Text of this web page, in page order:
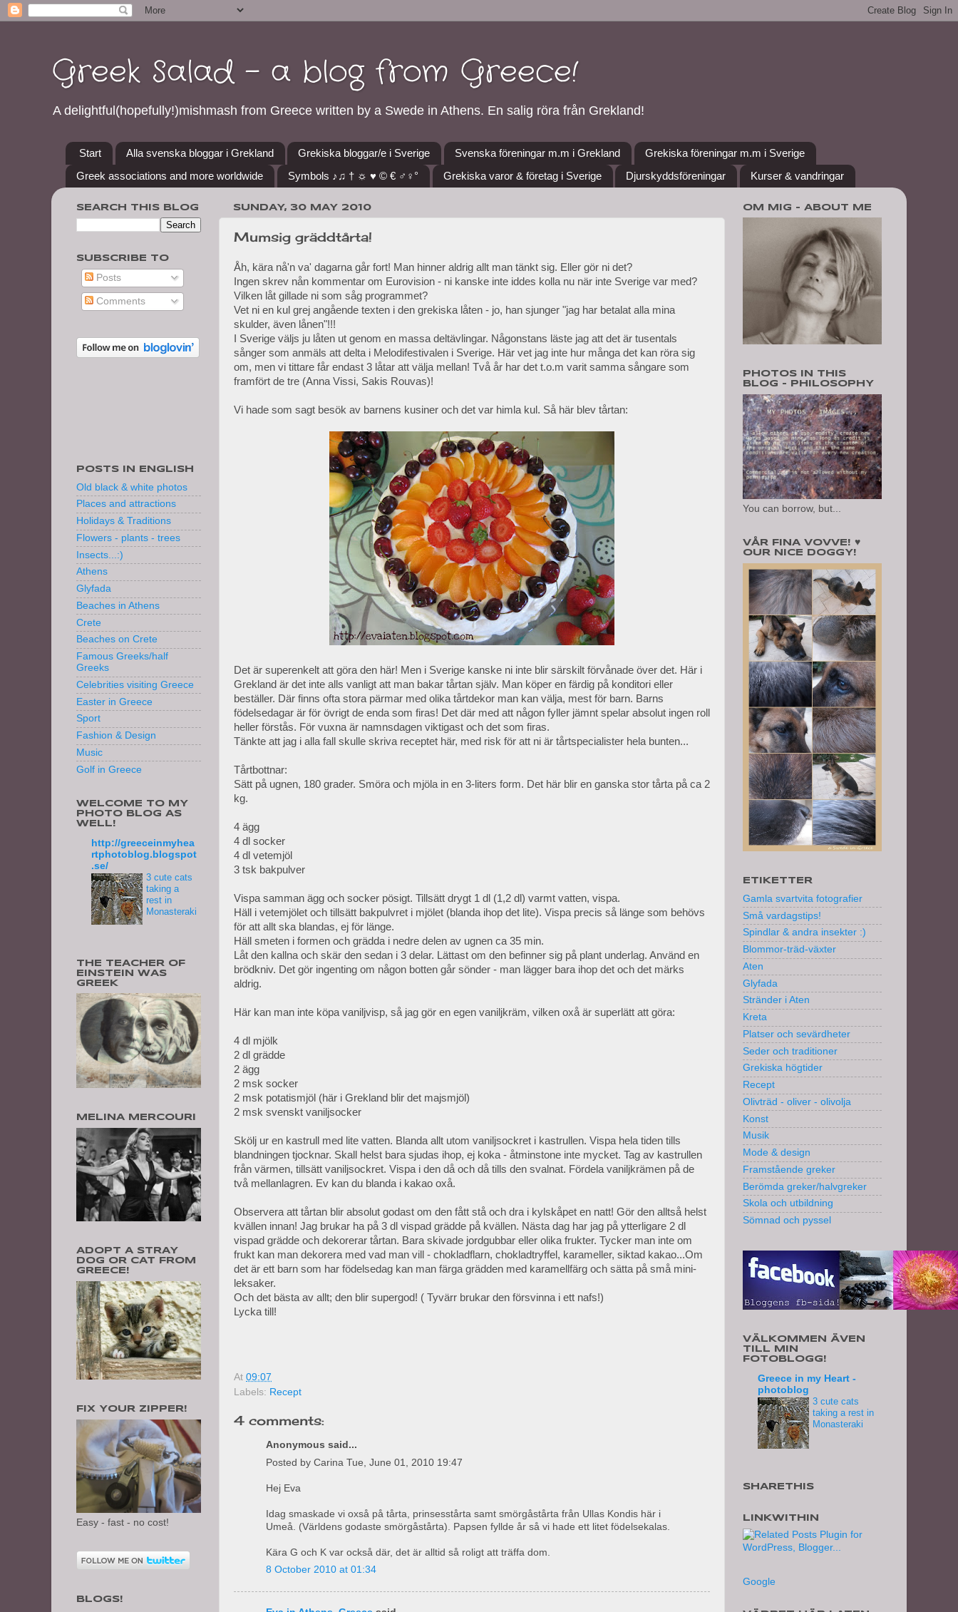
Greek Salad - a blog from Greece!
A delightful(hopefully!)mishmash from Greece written by a Swede in Athens. En salig röra från Grekland!
Start Alla svenska bloggar i Grekland Grekiska bloggar/e i Sverige Svenska föreningar m.m i Grekland
Grekiska föreningar m.m i Sverige
Greek associations and more worldwide
Symbols ♪♫ † ☼ ♥ © € ♂♀° Grekiska varor & företag i Sverige Djurskyddsföreningar Kurser & vandringar
SUNDAY, 30 MAY 2010
Mumsig gräddtårta!
Åh, kära nå'n va' dagarna går fort! Man hinner aldrig allt man tänkt sig. Eller gör ni det?
Ingen skrev nån kommentar om Eurovision - ni kanske inte iddes kolla nu när inte Sverige var med?
Vilken låt gillade ni som såg programmet?
Vet ni en kul grej angående texten i den grekiska låten - jo, han sjunger "jag har betalat alla mina
skulder, även lånen"!!!
I Sverige väljs ju låten ut genom en massa deltävlingar. Någonstans läste jag att det är tusentals
sånger som anmäls att delta i Melodifestivalen i Sverige. Här vet jag inte hur många det kan röra sig
om, men vi tittare får endast 3 låtar att välja mellan! Två år har det t.o.m varit samma sångare som
framfört de tre (Anna Vissi, Sakis Rouvas)!
Vi hade som sagt besök av barnens kusiner och det var himla kul. Så här blev tårtan:
Det är superenkelt att göra den här! Men i Sverige kanske ni inte blir särskilt förvånade över det. Här i
Grekland är det inte alls vanligt att man bakar tårtan själv. Man köper en färdig på konditori eller
beställer. Där finns ofta stora pärmar med olika tårtdekor man kan välja, mest för barn. Barns
födelsedagar är för övrigt de enda som firas! Det där med att någon fyller jämnt spelar absolut ingen roll
heller förstås. För vuxna är namnsdagen viktigast och det som firas.
Tänkte att jag i alla fall skulle skriva receptet här, med risk för att ni är tårtspecialister hela bunten...
Tårtbottnar:
Sätt på ugnen, 180 grader. Smöra och mjöla in en 3-liters form. Det här blir en ganska stor tårta på ca 2
kg.
4 ägg
4 dl socker
4 dl vetemjöl
3 tsk bakpulver
Vispa samman ägg och socker pösigt. Tillsätt drygt 1 dl (1,2 dl) varmt vatten, vispa.
Häll i vetemjölet och tillsätt bakpulvret i mjölet (blanda ihop det lite). Vispa precis så länge som behövs
för att allt ska blandas, ej för länge.
Häll smeten i formen och grädda i nedre delen av ugnen ca 35 min.
Låt den kallna och skär den sedan i 3 delar. Lättast om den befinner sig på plant underlag. Använd en
brödkniv. Det gör ingenting om någon botten går sönder - man lägger bara ihop det och det märks
aldrig.
Här kan man inte köpa vaniljvisp, så jag gör en egen vaniljkräm, vilken oxå är superlätt att göra:
4 dl mjölk
2 dl grädde
2 ägg
2 msk socker
2 msk potatismjöl (här i Grekland blir det majsmjöl)
2 msk svenskt vaniljsocker
Skölj ur en kastrull med lite vatten. Blanda allt utom vaniljsockret i kastrullen. Vispa hela tiden tills
blandningen tjocknar. Skall helst bara sjudas ihop, ej koka - åtminstone inte mycket. Tag av kastrullen
från värmen, tillsätt vaniljsockret. Vispa i den då och då tills den svalnat. Fördela vaniljkrämen på de
två mellanlagren. Ev kan du blanda i kakao oxå.
Observera att tårtan blir absolut godast om den fått stå och dra i kylskåpet en natt! Gör den alltså helst
kvällen innan! Jag brukar ha på 3 dl vispad grädde på kvällen. Nästa dag har jag på ytterligare 2 dl
vispad grädde och dekorerar tårtan. Bara skivade jordgubbar eller olika frukter. Tycker man inte om
frukt kan man dekorera med vad man vill - chokladflarn, chokladtryffel, karameller, siktad kakao...Om
det är ett barn som har födelsedag kan man färga grädden med karamellfärg och sätta på små mini-
leksaker.
Och det bästa av allt; den blir supergod! ( Tyvärr brukar den försvinna i ett nafs!)
Lycka till!
At 09:07
Labels: Recept
4 comments:
Anonymous said...
Posted by Carina Tue, June 01, 2010 19:47
Hej Eva
Idag smaskade vi oxså på tårta, prinsesstårta samt smörgåstårta från Ullas Kondis här i
Umeå. (Världens godaste smörgåstårta). Papsen fyllde år så vi hade ett litet födelsekalas.
Kära G och K var också där, det är alltid så roligt att träffa dom.
8 October 2010 at 01:34
SEARCH THIS BLOG
SUBSCRIBE TO
Posts
Comments
POSTS IN ENGLISH
Old black & white photos
Places and attractions
Holidays & Traditions
Flowers - plants - trees
Insects...:)
Athens
Glyfada
Beaches in Athens
Crete
Beaches on Crete
Famous Greeks/half
Greeks
Celebrities visiting Greece
Easter in Greece
Sport
Fashion & Design
Music
Golf in Greece
WELCOME TO MY
PHOTO BLOG AS
WELL!
http://greeceinmyhea
rtphotoblog.blogspot
.se/
3 cute cats
taking a
rest in
Monasteraki
THE TEACHER OF
EINSTEIN WAS
GREEK
MELINA MERCOURI
ADOPT A STRAY
DOG OR CAT FROM
GREECE!
FIX YOUR ZIPPER!
Easy - fast - no cost!
BLOGS!
OM MIG - ABOUT ME
PHOTOS IN THIS
BLOG - PHILOSOPHY
You can borrow, but...
VÅR FINA VOVVE! ♥
OUR NICE DOGGY!
ETIKETTER
Gamla svartvita fotografier
Små vardagstips!
Spindlar & andra insekter :)
Blommor-träd-växter
Aten
Glyfada
Stränder i Aten
Kreta
Platser och sevärdheter
Seder och traditioner
Grekiska högtider
Recept
Olivträd - oliver - olivolja
Konst
Musik
Mode & design
Framstående greker
Berömda greker/halvgreker
Skola och utbildning
Sömnad och pyssel
VÄLKOMMEN ÄVEN
TILL MIN
FOTOBLOGG!
Greece in my Heart -
photoblog
3 cute cats
taking a rest in
Monasteraki
SHARETHIS
LINKWITHIN
Google